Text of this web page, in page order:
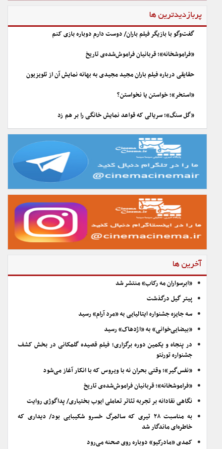
پربازدیدترین ها
گفت‌وگو با بازیگر فیلم باران/ دوست دارم دوباره بازی کنم
«فراموشخانه»؛ قربانیان فراموش‌شده‌ی تاریخ
حقایقی درباره فیلم باران مجید مجیدی به بهانه نمایش آن از تلویزیون
«استخر»؛ خواستن یا نخواستن؟
«گل سنگ»؛ سریالی که قواعد نمایش خانگی را بر هم زد
آخرین ها
«ابرسواران مه رکاب» منتشر شد
پیتر گیل درگذشت
سه جایزه جشنواره ایتالیایی به «مرد آرام» رسید
«بیضایی‌خوانی» به «اژدهاک» رسید
در پنجاه و یکمین دوره برگزاری؛ فیلم قصیده گلمکانی در بخش کشف
جشنواره تورنتو
«نفس‌گیر»؛ وقتی بحران نه با ویروس که با انکار آغاز می‌شود
«فراموشخانه»؛ قربانیان فراموش‌شده‌ی تاریخ
نگاهی نقادانه بر تجربه تئاتر تعاملی ایوب بختیاری/ پداگوژی روایت
به مناسبت ۲۸ تیری که سالمرگ خسرو شکیبایی بود/ دیداری که
خاطره‌ای ماندگار شد
کمدی «مادرکیو» دوباره روی صحنه می‌رود